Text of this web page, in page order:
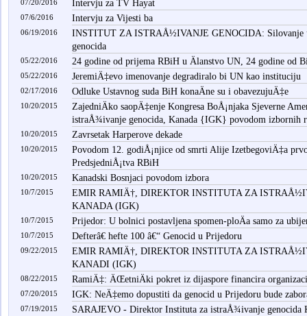
07/20/2016 Intervju za TV Hayat
07/6/2016 Intervju za Vijesti ba
06/19/2016
INSTITUT ZA ISTRAÅ½IVANJE GENOCIDA: Silovanje
genocida
05/22/2016 24 godine od prijema RBiH u Älanstvo UN, 24 godine od
05/22/2016 JeremiÄ‡evo imenovanje degradiralo bi UN kao instituciju
02/17/2016 Odluke Ustavnog suda BiH konaÄne su i obavezujuÄ‡e
10/20/2015
ZajedniÄko saopÄ‡enje Kongresa BoÅ¡njaka Sjeverne
istraÅ¾ivanje genocida, Kanada {IGK} povodom izbornih
10/20/2015 Zavrsetak Harperove dekade
10/20/2015
Povodom 12. godiÅ¡njice od smrti Alije IzetbegoviÄ‡a
PredsjedniÅ¡tva RBiH
10/20/2015 Kanadski Bosnjaci povodom izbora
10/7/2015
EMIR RAMIÄ†, DIREKTOR INSTITUTA ZA
KANADA (IGK)
10/7/2015 Prijedor: U bolnici postavljena spomen-ploÄa samo za
10/7/2015 Defterâ€ hefte 100 â€“ Genocid u Prijedoru
09/22/2015
EMIR RAMIÄ†, DIREKTOR INSTITUTA ZA
KANADI (IGK)
08/22/2015 RamiÄ‡: ÄŒetniÄki pokret iz dijaspore financira
07/20/2015 IGK: NeÄ‡emo dopustiti da genocid u Prijedoru bude
07/19/2015
SARAJEVO - Direktor Instituta za istraÅ¾ivanje genocida